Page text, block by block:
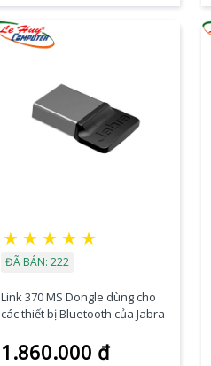
★ ★ ★ ★ ★
ĐÃ BÁN: 222
Link 370 MS Dongle dùng cho
các thiết bị Bluetooth của Jabra
1.860.000 đ